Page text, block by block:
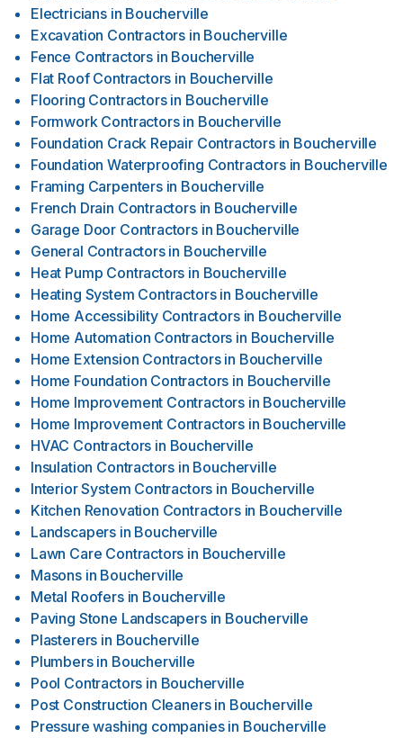
Electricians in Boucherville
Excavation Contractors in Boucherville
Fence Contractors in Boucherville
Flat Roof Contractors in Boucherville
Flooring Contractors in Boucherville
Formwork Contractors in Boucherville
Foundation Crack Repair Contractors in Boucherville
Foundation Waterproofing Contractors in Boucherville
Framing Carpenters in Boucherville
French Drain Contractors in Boucherville
Garage Door Contractors in Boucherville
General Contractors in Boucherville
Heat Pump Contractors in Boucherville
Heating System Contractors in Boucherville
Home Accessibility Contractors in Boucherville
Home Automation Contractors in Boucherville
Home Extension Contractors in Boucherville
Home Foundation Contractors in Boucherville
Home Improvement Contractors in Boucherville
Home Improvement Contractors in Boucherville
HVAC Contractors in Boucherville
Insulation Contractors in Boucherville
Interior System Contractors in Boucherville
Kitchen Renovation Contractors in Boucherville
Landscapers in Boucherville
Lawn Care Contractors in Boucherville
Masons in Boucherville
Metal Roofers in Boucherville
Paving Stone Landscapers in Boucherville
Plasterers in Boucherville
Plumbers in Boucherville
Pool Contractors in Boucherville
Post Construction Cleaners in Boucherville
Pressure washing companies in Boucherville